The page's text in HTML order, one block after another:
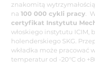
znakomitą
na 100 000 cykli pracy.
certyfikat Instytutu
włoskiego instytutu ICIM,
holenderskiego SKG.
wkładka może pracować
temperatur od -20°C do